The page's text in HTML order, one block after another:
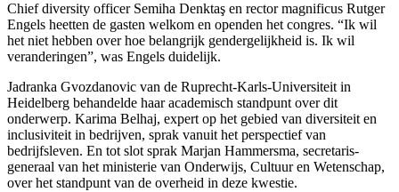
Chief diversity officer Semiha Denktaş en rector magnificus Rutger
Engels heetten de gasten welkom en openden het congres. “Ik wil
het niet hebben over hoe belangrijk gendergelijkheid is. Ik wil
veranderingen”, was Engels duidelijk.
Jadranka Gvozdanovic van de Ruprecht-Karls-Universiteit in
Heidelberg behandelde haar academisch standpunt over dit
onderwerp. Karima Belhaj, expert op het gebied van diversiteit en
inclusiviteit in bedrijven, sprak vanuit het perspectief van
bedrijfsleven. En tot slot sprak Marjan Hammersma, secretaris-
generaal van het ministerie van Onderwijs, Cultuur en Wetenschap,
over het standpunt van de overheid in deze kwestie.